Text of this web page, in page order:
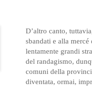
D’altro canto,
sbandati e alla
lentamente grandi
del randagismo,
comuni della
diventata, ormai,